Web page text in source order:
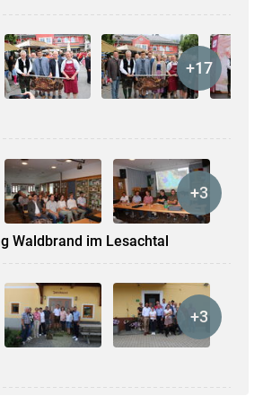
Waldbrand im Lesachtal